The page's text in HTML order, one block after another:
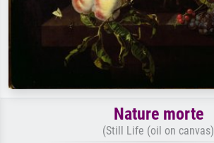
Nature morte
(Still Life (oil on canvas)